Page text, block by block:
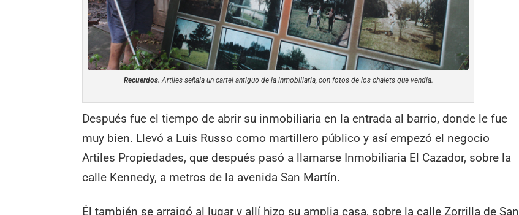
Recuerdos. Artiles señala un cartel antiguo de la inmobiliaria, con fotos de los chalets que vendía.
Después fue el tiempo de abrir su inmobiliaria en la entrada al barrio, donde le fue
muy bien. Llevó a Luis Russo como martillero público y así empezó el negocio
Artiles Propiedades, que después pasó a llamarse Inmobiliaria El Cazador, sobre la
calle Kennedy, a metros de la avenida San Martín.
Él también se arraigó al lugar y allí hizo su amplia casa, sobre la calle Zorrilla de San